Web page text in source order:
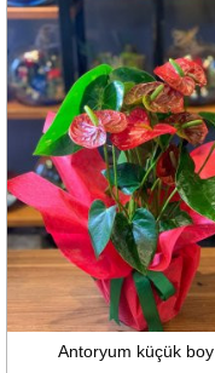
Antoryum küçük boy